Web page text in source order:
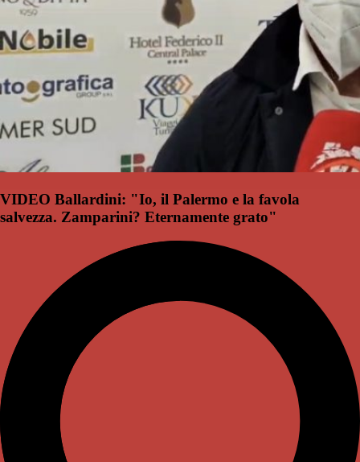
VIDEO Ballardini: "Io, il Palermo e la favola
salvezza. Zamparini? Eternamente grato"